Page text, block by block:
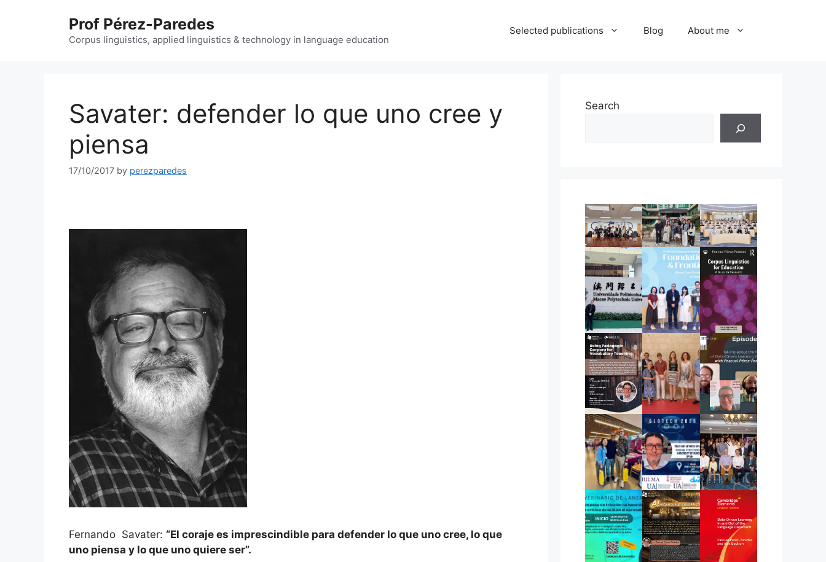
Prof Pérez-Paredes
Corpus linguistics, applied linguistics & technology in language education
Selected publications Blog About me
Savater: defender lo que uno cree y
piensa
17/10/2017 by perezparedes
Fernando Savater: “El coraje es imprescindible para defender lo que uno cree, lo que
uno piensa y lo que uno quiere ser”.
Search